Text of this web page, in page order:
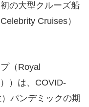
の大型クルーズ船
Cruises）
（Royal
）は、COVID-
パンデミックの期